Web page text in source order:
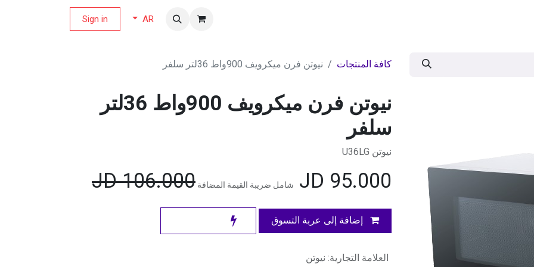
AR
Sign in
كافة المنتجات نيوتن فرن ميكرويف 900واط 36لتر سلفر
نيوتن فرن ميكرويف 900واط 36لتر
سلفر
نيوتن U36LG
95.000 شامل ضريبة القيمة المضافة 106.000
JD
إضافة إلى عربة التسوق
العلامة التجارية: نيوتن